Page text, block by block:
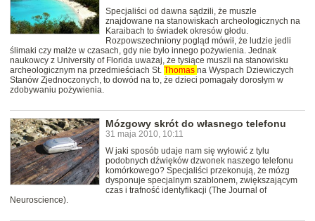
Specjaliści od dawna sądzili, że muszle
znajdowane na stanowiskach archeologicznych na
Karaibach to świadek okresów głodu.
Rozpowszechniony pogląd mówił, że ludzie jedli
ślimaki czy małże w czasach, gdy nie było innego pożywienia. Jednak
naukowcy z University of Florida uważaj, że tysiące muszli na stanowisku
archeologicznym na przedmieściach St. Thomas na Wyspach Dziewiczych
Stanów Zjednoczonych, to dowód na to, że dzieci pomagały dorosłym w
zdobywaniu pożywienia.
Mózgowy skrót do własnego telefonu
31 maja 2010, 10:11
W jaki sposób udaje nam się wyłowić z tylu
podobnych dźwięków dzwonek naszego telefonu
komórkowego? Specjaliści przekonują, że mózg
dysponuje specjalnym szablonem, zwiększającym
czas i trafność identyfikacji (The Journal of
Neuroscience).